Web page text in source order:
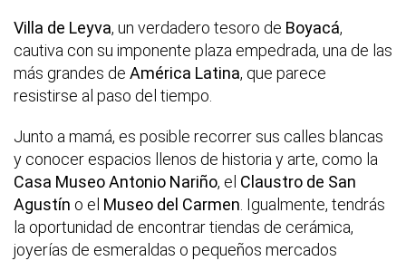
Villa de Leyva, un verdadero tesoro de Boyacá,
cautiva con su imponente plaza empedrada, una de las
más grandes de América Latina, que parece
resistirse al paso del tiempo.
Junto a mamá, es posible recorrer sus calles blancas
y conocer espacios llenos de historia y arte, como la
Casa Museo Antonio Nariño, el Claustro de San
Agustín o el Museo del Carmen . Igualmente, tendrás
la oportunidad de encontrar tiendas de cerámica,
joyerías de esmeraldas o pequeños mercados